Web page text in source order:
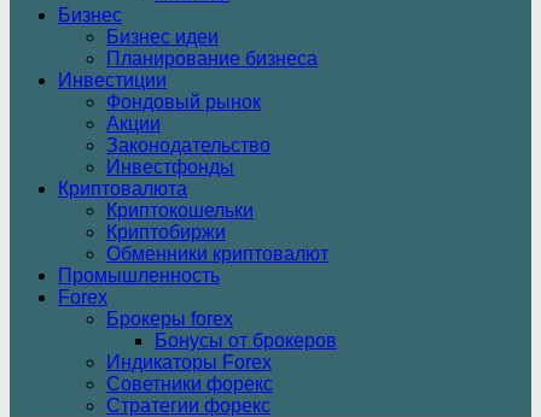
Бизнес
Бизнес идеи
Планирование бизнеса
Инвестиции
Фондовый рынок
Акции
Законодательство
Инвестфонды
Криптовалюта
Криптокошельки
Криптобиржи
Обменники криптовалют
Промышленность
Forex
Брокеры forex
Бонусы от брокеров
Индикаторы Forex
Советники форекс
Стратегии форекс